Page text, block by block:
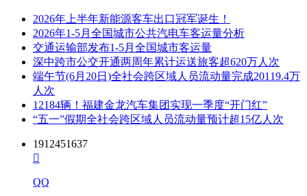
2026年上半年新能源客车出口冠军诞生！
2026年1-5月全国城市公共汽电车客运量分析
交通运输部发布1-5月全国城市客运量
深中跨市公交开通两周年累计运送旅客超620万人次
端午节(6月20日)全社会跨区域人员流动量完成20119.4万
人次
12184辆！福建金龙汽车集团实现一季度“开门红”
“五一”假期全社会跨区域人员流动量预计超15亿人次
1912451637

QQ